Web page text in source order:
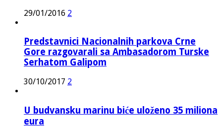
29/01/2016 2
Predstavnici Nacionalnih parkova Crne
Gore razgovarali sa Ambasadorom Turske
Serhatom Galipom
30/10/2017 2
U budvansku marinu biće uloženo 35 miliona
eura